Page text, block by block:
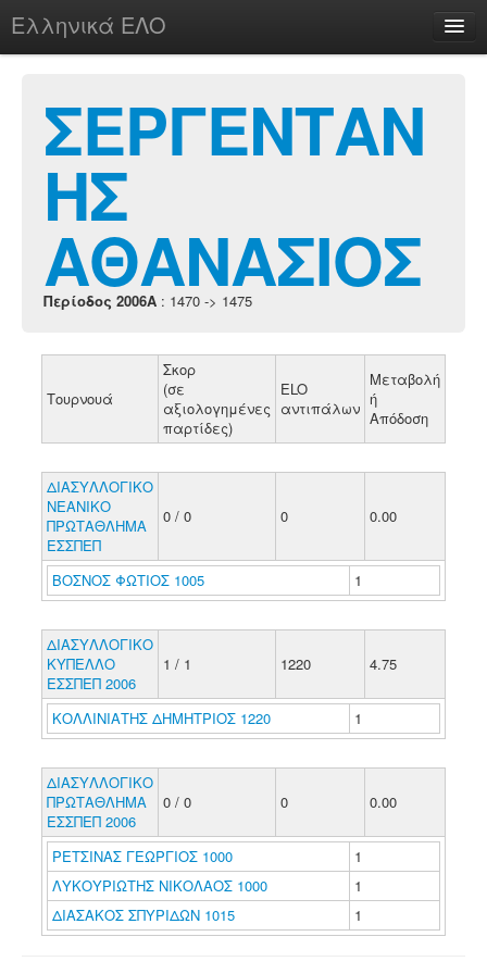
Ελληνικά ΕΛΟ
chesstu.be @ discord
Login
ΣΕΡΓΕΝΤΑΝ
ΗΣ
ΑΘΑΝΑΣΙΟΣ
Περίοδος 2006A : 1470 -> 1475
Τουρνουά
Σκορ
(σε
αξιολογημένες
παρτίδες)
ELO
αντιπάλων
Μεταβολή
ή
Απόδοση
ΔΙΑΣΥΛΛΟΓΙΚΟ
ΝΕΑΝΙΚΟ
ΠΡΩΤΑΘΛΗΜΑ
ΕΣΣΠΕΠ
0 / 0 0 0.00
ΒΟΣΝΟΣ ΦΩΤΙΟΣ 1005 1
ΔΙΑΣΥΛΛΟΓΙΚΟ
ΚΥΠΕΛΛΟ
ΕΣΣΠΕΠ 2006
1 / 1 1220 4.75
ΚΟΛΛΙΝΙΑΤΗΣ ΔΗΜΗΤΡΙΟΣ 1220 1
ΔΙΑΣΥΛΛΟΓΙΚΟ
ΠΡΩΤΑΘΛΗΜΑ
ΕΣΣΠΕΠ 2006
0 / 0 0 0.00
ΡΕΤΣΙΝΑΣ ΓΕΩΡΓΙΟΣ 1000
1
ΛΥΚΟΥΡΙΩΤΗΣ ΝΙΚΟΛΑΟΣ 1000
1
ΔΙΑΣΑΚΟΣ ΣΠΥΡΙΔΩΝ 1015
1